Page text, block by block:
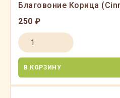
Благовоние Корица
250 ₽
В КОРЗИНУ